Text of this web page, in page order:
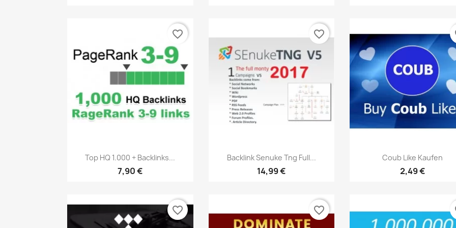
Vista rápida
Top HQ 1.000 + Backlinks...
7,90 €
favorite_border
Vista rápida
Backlink Senuke Tng Full...
14,99 €
favorite_border
Vista rápida
Coub Like Kaufen
2,49 €
favorite_border favorite_border